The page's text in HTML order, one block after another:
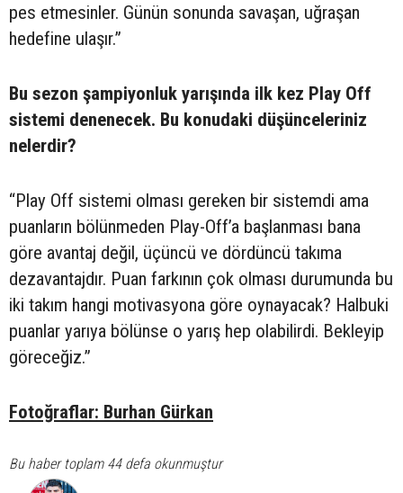
pes etmesinler. Günün sonunda savaşan, uğraşan
hedefine ulaşır.”
Bu sezon şampiyonluk yarışında ilk kez Play Off
sistemi denenecek. Bu konudaki düşünceleriniz
nelerdir?
“Play Off sistemi olması gereken bir sistemdi ama
puanların bölünmeden Play-Off’a başlanması bana
göre avantaj değil, üçüncü ve dördüncü takıma
dezavantajdır. Puan farkının çok olması durumunda bu
iki takım hangi motivasyona göre oynayacak? Halbuki
puanlar yarıya bölünse o yarış hep olabilirdi. Bekleyip
göreceğiz.”
Fotoğraflar: Burhan Gürkan
Bu haber toplam 44 defa okunmuştur